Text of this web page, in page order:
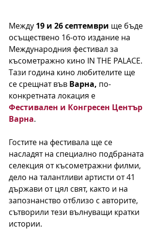
Между 19 и 26 септември ще бъде
осъществено 16-ото издание на
Международния фестивал за
късометражно кино IN THE PALACE.
Тази година кино любителите ще
се срещнат във Варна, по-
конкретната локация е
Фестивален и Конгресен Център
Варна.
Гостите на фестивала ще се
насладят на специално подбраната
селекция от късометражни филми,
дело на талантливи артисти от 41
държави от цял свят, както и на
запознанство отблизо с авторите,
сътворили тези вълнуващи кратки
истории.